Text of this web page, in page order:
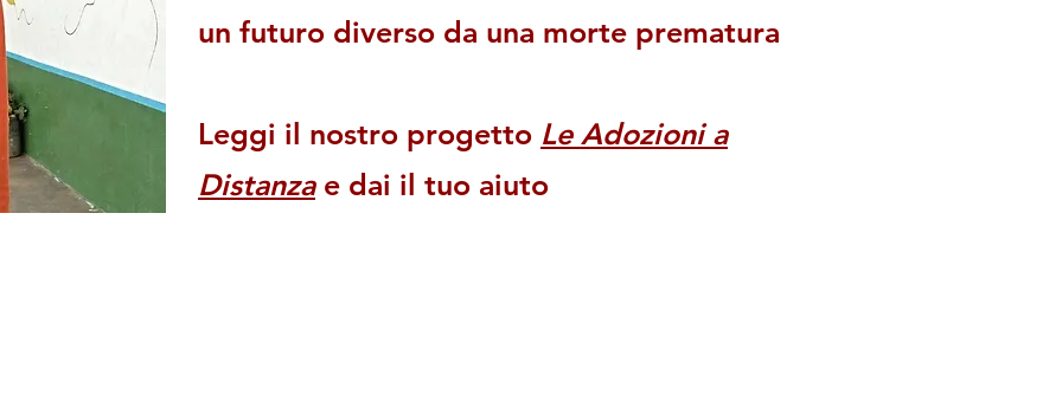
un futuro diverso da una morte prematura
Leggi il nostro progetto Le Adozioni a
Distanzae dai il tuo aiuto